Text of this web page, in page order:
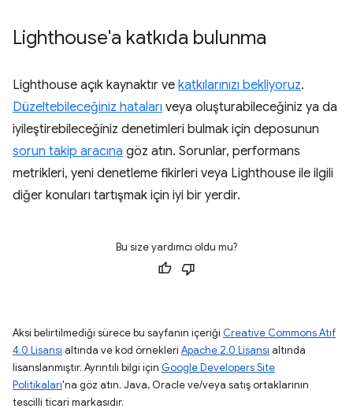
Lighthouse'a katkıda bulunma
Lighthouse açık kaynaktır ve katkılarınızı bekliyoruz.
Düzeltebileceğiniz hataları veya oluşturabileceğiniz ya da
iyileştirebileceğiniz denetimleri bulmak için deposunun
sorun takip aracına göz atın. Sorunlar, performans
metrikleri, yeni denetleme fikirleri veya Lighthouse ile ilgili
diğer konuları tartışmak için iyi bir yerdir.
Bu size yardımcı oldu mu?
Aksi belirtilmediği sürece bu sayfanın içeriği Creative Commons Atıf
4.0 Lisansı altında ve kod örnekleri Apache 2.0 Lisansı altında
lisanslanmıştır. Ayrıntılı bilgi için Google Developers Site
Politikaları'na göz atın. Java, Oracle ve/veya satış ortaklarının
tescilli ticari markasıdır.